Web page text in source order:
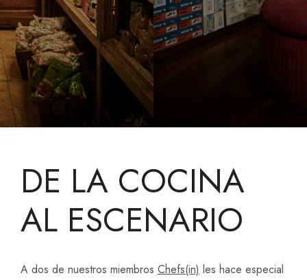
DE LA COCINA
AL ESCENARIO
A dos de nuestros miembros Chefs(in) les hace especial